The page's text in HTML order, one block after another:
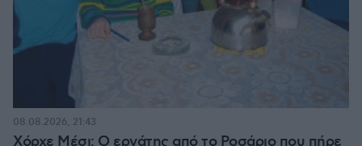
Χόρχε Μέσι: Ο εργάτης από το Ροσάριο που πήρε
08.08.2026, 21:43